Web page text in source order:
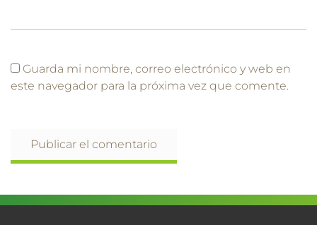
Guarda mi nombre, correo electrónico y web en
este navegador para la próxima vez que comente.